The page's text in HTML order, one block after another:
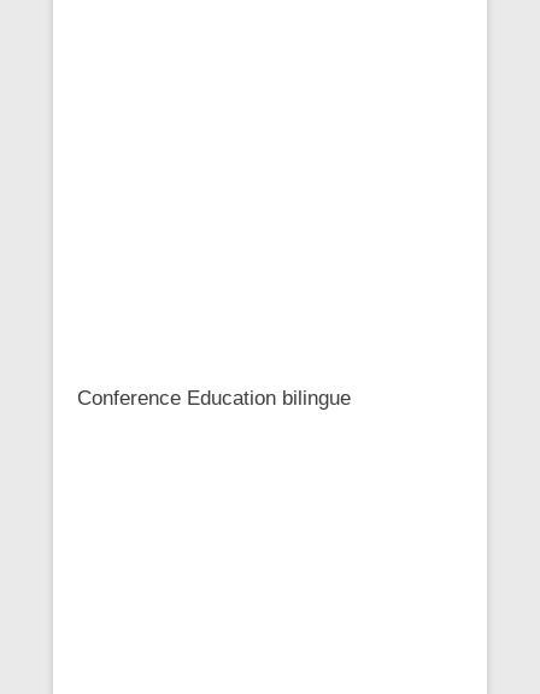
Conference Education bilingue